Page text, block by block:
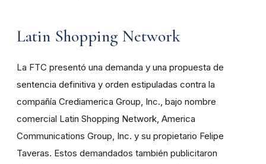
Latin Shopping Network
La FTC presentó una demanda y una propuesta de
sentencia definitiva y orden estipuladas contra la
compañía Crediamerica Group, Inc., bajo nombre
comercial Latin Shopping Network, America
Communications Group, Inc. y su propietario Felipe
Taveras. Estos demandados también publicitaron